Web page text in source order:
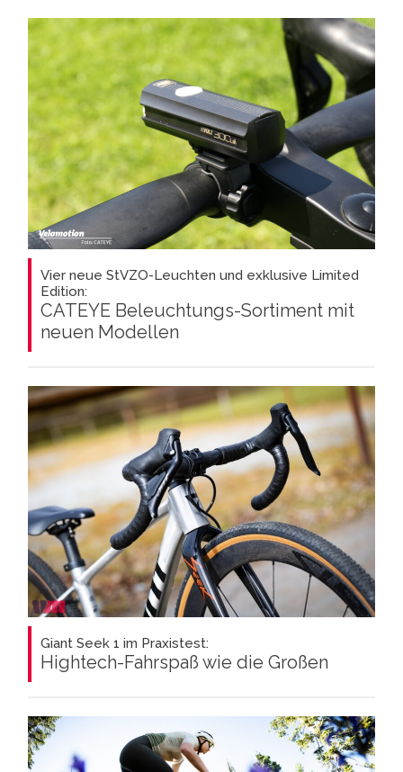
Vier neue StVZO-Leuchten und exklusive Limited
Edition:
CATEYE Beleuchtungs-Sortiment mit
neuen Modellen
Giant Seek 1 im Praxistest:
Hightech-Fahrspaß wie die Großen